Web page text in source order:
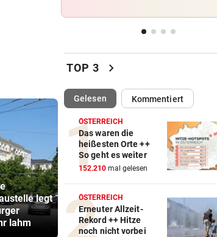
legt
lahm
Ex-Salzburg-
Coach übernimmt
Premier-League-
Klub
gegen
Stiftungsrat
MANNINGER UNFALLSTELLE
19 Hektar Wald gerodet:
jetzt ungültig?
„KRONE“-KOMMENTAR vor
Liebe Regierung, das ist jetzt
genug heiße Luft!
TOP 3 chevron_right
Gelesen(ausgewählt)Kommentiert
ÖSTERREICH
Das waren die
heißesten Orte ++
So geht es weiter
152.210 mal gelesen
ÖSTERREICH
Erneuter Allzeit-
Rekord ++ Hitze
noch nicht vorbei